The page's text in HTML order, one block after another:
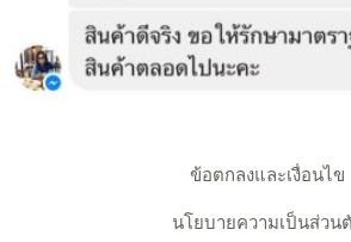
ข้อตกลงและเงื่อนไข
นโยบายความเป็นส่วน